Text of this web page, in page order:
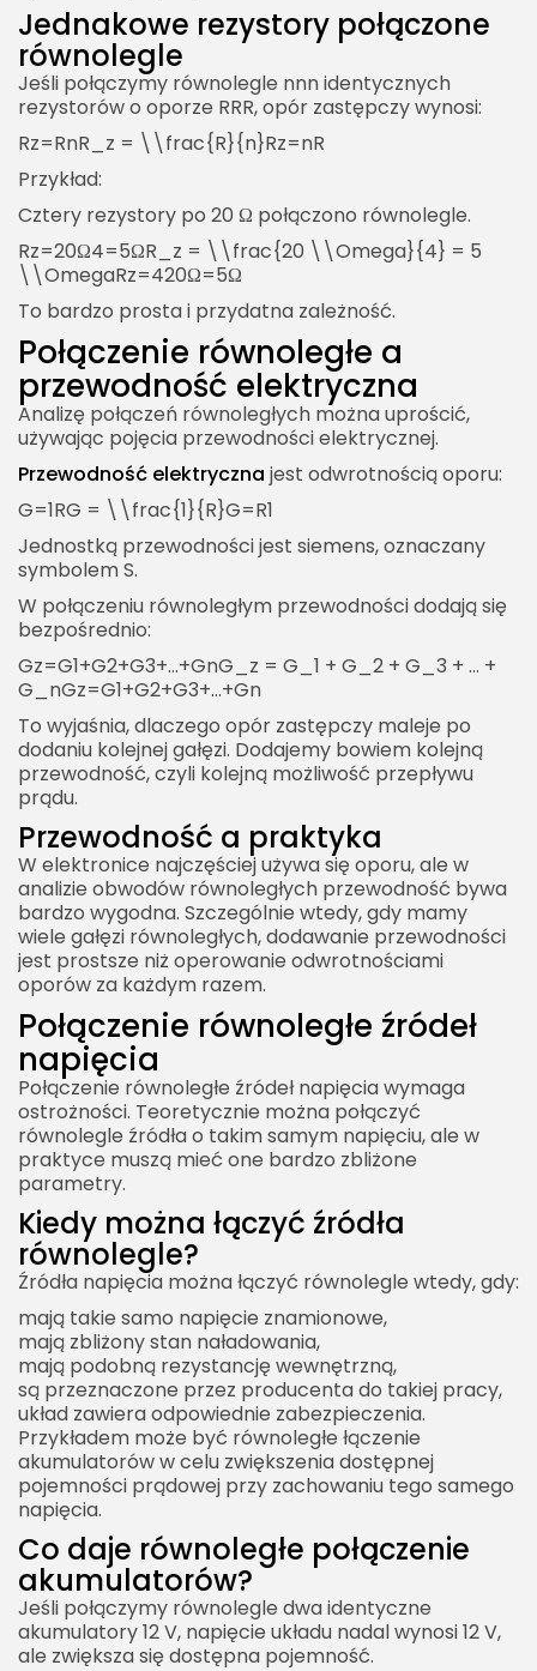
Jednakowe rezystory połączone
równolegle
Jeśli połączymy równolegle nnn identycznych
rezystorów o oporze RRR, opór zastępczy wynosi:
Rz=RnR_z = \\frac{R}{n}Rz​=nR​
Przykład:
Cztery rezystory po 20 Ω połączono równolegle.
Rz=20Ω4=5ΩR_z = \\frac{20 \\Omega}{4} = 5
\\OmegaRz​=420Ω​=5Ω
To bardzo prosta i przydatna zależność.
Połączenie równoległe a
przewodność elektryczna
Analizę połączeń równoległych można uprościć,
używając pojęcia przewodności elektrycznej.
Przewodność elektryczna jest odwrotnością oporu:
G=1RG = \\frac{1}{R}G=R1​
Jednostką przewodności jest siemens, oznaczany
symbolem S.
W połączeniu równoległym przewodności dodają się
bezpośrednio:
Gz=G1+G2+G3+…+GnG_z = G_1 + G_2 + G_3 + … +
G_nGz​=G1​+G2​+G3​+…+Gn​
To wyjaśnia, dlaczego opór zastępczy maleje po
dodaniu kolejnej gałęzi. Dodajemy bowiem kolejną
przewodność, czyli kolejną możliwość przepływu
prądu.
Przewodność a praktyka
W elektronice najczęściej używa się oporu, ale w
analizie obwodów równoległych przewodność bywa
bardzo wygodna. Szczególnie wtedy, gdy mamy
wiele gałęzi równoległych, dodawanie przewodności
jest prostsze niż operowanie odwrotnościami
oporów za każdym razem.
Połączenie równoległe źródeł
napięcia
Połączenie równoległe źródeł napięcia wymaga
ostrożności. Teoretycznie można połączyć
równolegle źródła o takim samym napięciu, ale w
praktyce muszą mieć one bardzo zbliżone
parametry.
Kiedy można łączyć źródła
równolegle?
Źródła napięcia można łączyć równolegle wtedy, gdy:
mają takie samo napięcie znamionowe,
mają zbliżony stan naładowania,
mają podobną rezystancję wewnętrzną,
są przeznaczone przez producenta do takiej pracy,
układ zawiera odpowiednie zabezpieczenia.
Przykładem może być równoległe łączenie
akumulatorów w celu zwiększenia dostępnej
pojemności prądowej przy zachowaniu tego samego
napięcia.
Co daje równoległe połączenie
akumulatorów?
Jeśli połączymy równolegle dwa identyczne
akumulatory 12 V, napięcie układu nadal wynosi 12 V,
ale zwiększa się dostępna pojemność.